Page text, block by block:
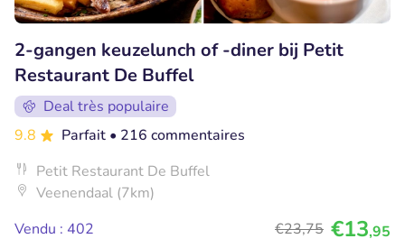
2-gangen keuzelunch of -diner bij Petit
Restaurant De Buffel
Deal très populaire
9.8
Parfait • 216 commentaires
Petit Restaurant De Buffel
Veenendaal (7km)
Vendu : 402
€23,75 €13,95